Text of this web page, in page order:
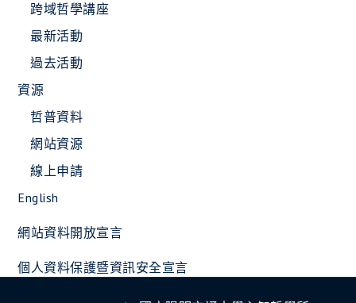
跨域哲學講座
最新活動
過去活動
資源
哲普資料
網站資源
線上申請
English
網站資料開放宣言
個人資料保護暨資訊安全宣言